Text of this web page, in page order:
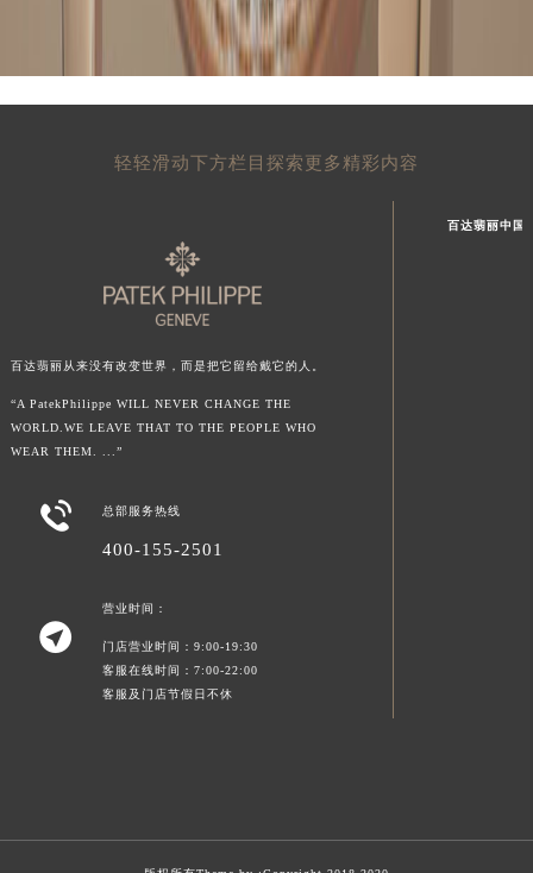
轻轻滑动下方栏目探索更多精彩内容
百达翡丽从来没有改变世界，而是把它留给戴它的人。
“A PatekPhilippe WILL NEVER CHANGE THE
WORLD.WE LEAVE THAT TO THE PEOPLE WHO
WEAR THEM. ...”
 总部服务热线
400-155-2501

营业时间：
门店营业时间：9:00-19:30
客服在线时间：7:00-22:00
客服及门店节假日不休
百达翡丽中国